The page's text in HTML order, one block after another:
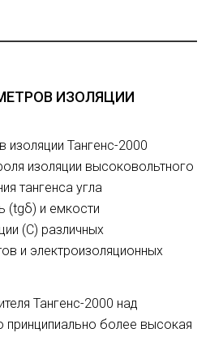
ИЗОЛЯЦИИ
изоляции Тангенс-2000
изоляции высоковольтного
тангенса угла
(tgδ) и емкости
(С) различных
и электроизоляционных
Тангенс-2000 над
принципиально более высокая